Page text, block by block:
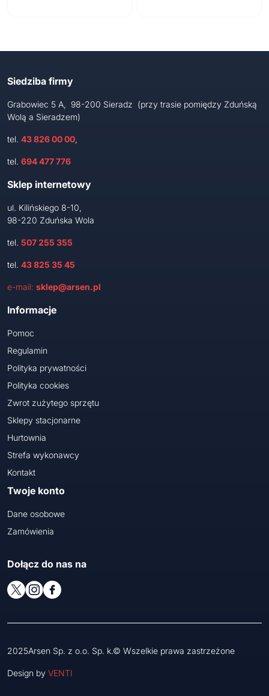
Siedziba firmy
Grabowiec 5 A, 98-200 Sieradz (przy trasie pomiędzy Zduńską
Wolą a Sieradzem)
tel. 43 826 00 00,
tel. 694 477 776
Sklep internetowy
ul. Kilińskiego 8-10,
98-220 Zduńska Wola
tel. 507 255 355
tel. 43 825 35 45
e-mail: sklep@arsen.pl
Informacje
Pomoc
Regulamin
Polityka prywatności
Polityka cookies
Zwrot zużytego sprzętu
Sklepy stacjonarne
Hurtownia
Strefa wykonawcy
Kontakt
Twoje konto
Dane osobowe
Zamówienia
Dołącz do nas na
2025Arsen Sp. z o.o. Sp. k.© Wszelkie prawa zastrzeżone
Design by VENTI